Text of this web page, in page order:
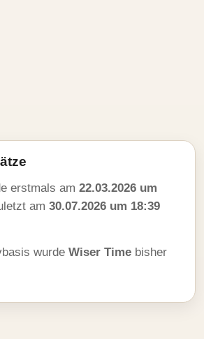
erstmals am 22.03.2026 um
am 30.07.2026 um 18:39
wurde Wiser Time bisher